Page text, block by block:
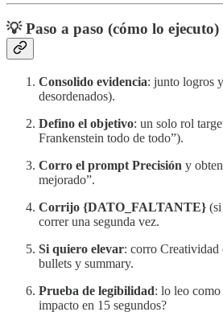
💡 Paso a paso (cómo lo ejecuto)
Consolido evidencia: junto logros
desordenados).
Defino el objetivo: un solo rol
Frankenstein todo de todo”).
Corro el prompt Precisión y
mejorado”.
Corrijo {DATO_FALTANTE}
correr una segunda vez.
Si quiero elevar: corro Creatividad
bullets y summary.
Prueba de legibilidad: lo leo
impacto en 15 segundos?